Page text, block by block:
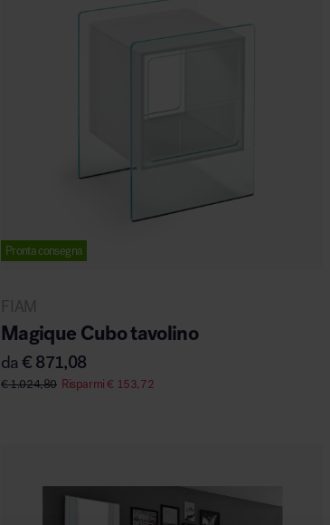
Pronta consegna
FIAM
Magique Cubo tavolino
da€ 871,08
€1.024,80 Risparmi€ 153,72